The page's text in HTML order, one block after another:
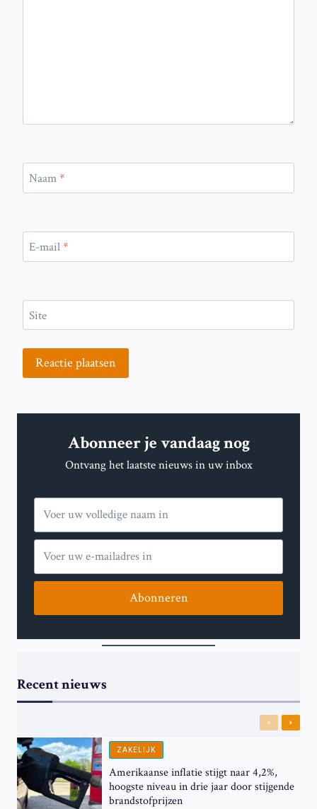
Naam*
E-mail*
Site
Abonneer je vandaag nog
Ontvang het laatste nieuws in uw inbox
Abonneren
Recent nieuws
Previous
Next
ZAKELIJK
Amerikaanse inflatie stijgt naar 4,2%,
hoogste niveau in drie jaar door stijgende
brandstofprijzen